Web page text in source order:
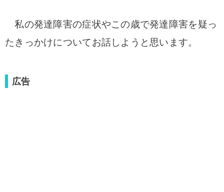
私の発達障害の症状やこの歳で発達障害を疑っ
たきっかけについてお話しようと思います。
広告